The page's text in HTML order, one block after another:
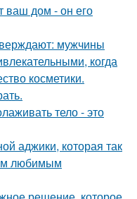
ваш дом - он его
мужчины
когда
косметики.
тело - это
аджики, которая так
любимым